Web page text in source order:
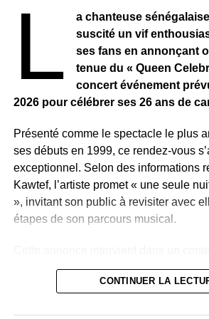
les générations futures. Plusieurs
compétition. Les “Lumumba Awards”
des talents venus de divers horizons :
science, nouvelles technologies, arts,
carrières inspirantes, mode et beauté,
littérature, musique, arts visuels et
cérémonie.
Plusieurs talents récompensés
Dans la catégorie très convoitée de
Publique, Tataosca a été honoré pour
social. Sa contribution au rayonnement
ailleurs, plusieurs prix d’honneur
attribués à diverses personnalités
L
a chanteuse
suscité un vif
ses fans en annonçant
tenue du « Queen
concert événement
2026 pour célébrer ses 26 ans de
Présenté comme le spectacle le plus
ses débuts en 1999, ce rendez-vous
exceptionnel. Selon des informations
Kawtef, l’artiste promet « une seule
», invitant son public à revisiter avec
étapes de son parcours musical.
particulièrement dynamique pour la
2025, elle avait marqué les esprits
CONTINUER LA